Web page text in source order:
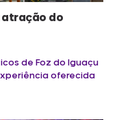
atração do
de Foz do Iguaçu
oferecida